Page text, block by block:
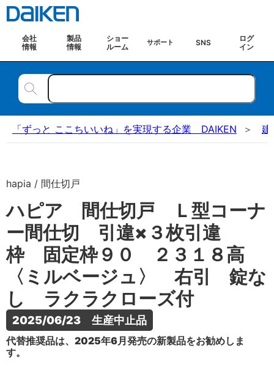
会社
情報
製品
情報
ショー
ルーム
サポート SNS
ログ
イン
「ずっと ここちいいね」を実現する企業 DAIKEN 建
hapia / 間仕切戸
ハピア 間仕切戸 Ｌ型コーナ
ー間仕切 引違×３枚引違
枠 固定枠９０ ２３１８高
〈ミルベージュ〉 右引 錠な
し ラクラクローズ付
2025/06/23　生産中止品
代替推奨品は、2025年6月発売の新製品をお勧めしま
す。